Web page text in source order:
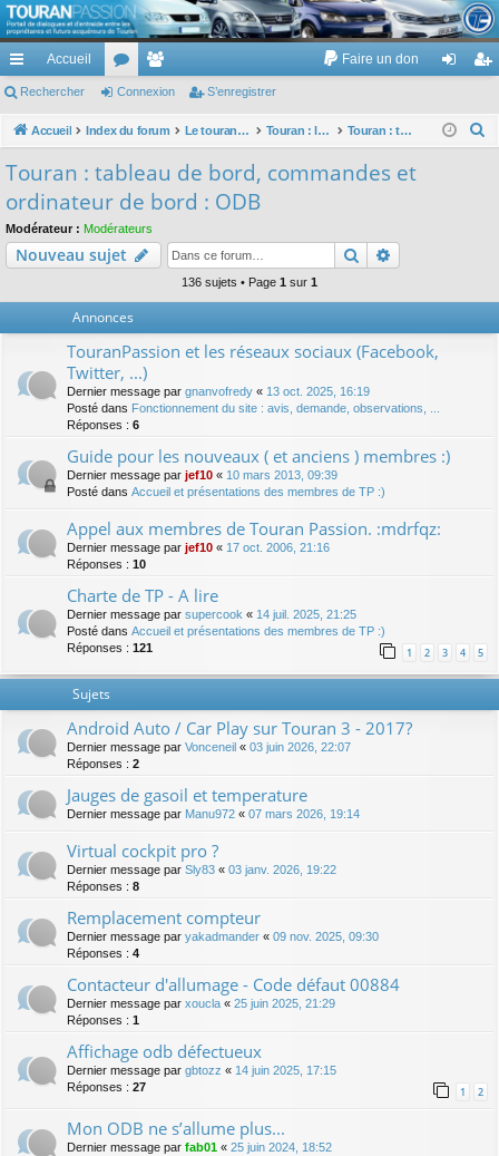
TouranPassion
Le forum des propriétaires ou futurs acquéreurs du Volkswagen Touran
cc
ès
de
Accueil
or
u
e
m
es
Faire un don
ne nr
Rechercher Connexion S’enregistrer
Accueil Index du forum Le touran dans ses versions I (V1 V2 V3) et II ... Touran : les équipements électriques et électroniques Touran : tableau de bord, commandes et ordinateur de bord : ODB
h
Touran : tableau de bord, commandes et
ordinateur de bord : ODB
Modérateur : Modérateurs
Nouveau sujet Rechercher
136 sujets • Page 1 sur 1
Annonces
TouranPassion et les réseaux sociaux (Facebook,
Twitter, ...)
Dernier message par gnanvofredy « 13 oct. 2025, 16:19
Posté dans Fonctionnement du site : avis, demande, observations, ...
Réponses : 6
Guide pour les nouveaux ( et anciens ) membres :)
Dernier message par jef10 « 10 mars 2013, 09:39
Posté dans Accueil et présentations des membres de TP :)
Appel aux membres de Touran Passion. :mdrfqz:
Dernier message par jef10 « 17 oct. 2006, 21:16
Réponses : 10
Charte de TP - A lire
Dernier message par supercook « 14 juil. 2025, 21:25
Posté dans Accueil et présentations des membres de TP :)
Réponses : 121 1 2 3 4 5
Sujets
Android Auto / Car Play sur Touran 3 - 2017?
Dernier message par Vonceneil « 03 juin 2026, 22:07
Réponses : 2
Jauges de gasoil et temperature
Dernier message par Manu972 « 07 mars 2026, 19:14
Virtual cockpit pro ?
Dernier message par Sly83 « 03 janv. 2026, 19:22
Réponses : 8
Remplacement compteur
Dernier message par yakadmander « 09 nov. 2025, 09:30
Réponses : 4
Contacteur d'allumage - Code défaut 00884
Dernier message par xoucla « 25 juin 2025, 21:29
Réponses : 1
Affichage odb défectueux
Dernier message par gbtozz « 14 juin 2025, 17:15
Réponses : 27 1 2
Mon ODB ne s’allume plus...
Dernier message par fab01 « 25 juin 2024, 18:52